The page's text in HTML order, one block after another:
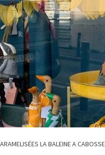
LA BALEINE A CABOSSE